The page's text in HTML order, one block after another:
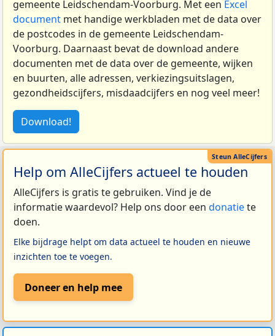
gemeente Leidschendam-Voorburg. Met een Excel
document met handige werkbladen met de data over
de postcodes in de gemeente Leidschendam-
Voorburg. Daarnaast bevat de download andere
documenten met de data over de gemeente, wijken
en buurten, alle adressen, verkiezingsuitslagen,
gezondheidscijfers, misdaadcijfers en nog veel meer!
Download!
Help om AlleCijfers actueel te houden
AlleCijfers is gratis te gebruiken. Vind je de
informatie waardevol? Help ons door een donatiete
doen.
Elke bijdrage helpt om data actueel te houden en nieuwe
inzichten toe te voegen.
Doneer en help mee